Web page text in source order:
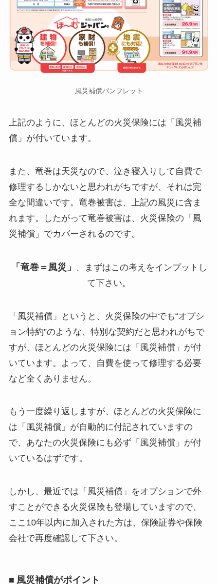
風災補償パンフレット
上記のように、ほとんどの火災保険には「風災補
償」が付いています。
また、竜巻は天災なので、泣き寝入りして自費で
修理するしかないと思われがちですが、それは完
全な間違いです。竜巻被害は、上記の風災に含ま
れます。したがって竜巻被害は、火災保険の「風
災補償」でカバーされるのです。
「竜巻＝風災」 、まずはこの考えをインプットし
て下さい。
「風災補償」というと、火災保険の中でも“オプシ
ョン特約”のような、特別な契約だと思われがちで
すが、ほとんどの火災保険には「風災補償」が付
いています。よって、自費を使って修理する必要
など全くありません。
もう一度繰り返しますが、ほとんどの火災保険に
は「風災補償」が自動的に付記されていますの
で、あなたの火災保険にも必ず「風災補償」が付
いているはずです。
しかし、最近では「風災補償」をオプションで外
すことができる火災保険も登場していますので、
ここ10年以内に加入された方は、保険証券や保険
会社で再度確認して下さい。
■ 風災補償がポイント